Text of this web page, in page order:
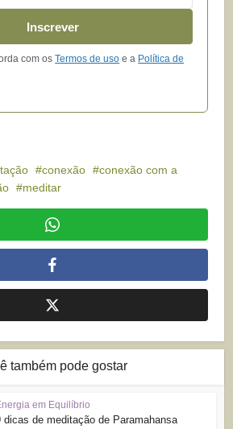
Inscrever
com osTermos de uso e a Política de
conexão
conexão com a
meditar
também pode gostar
em Equilíbrio
dicas de meditação de Paramahansa